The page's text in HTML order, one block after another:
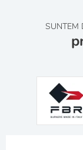
SUNTEM